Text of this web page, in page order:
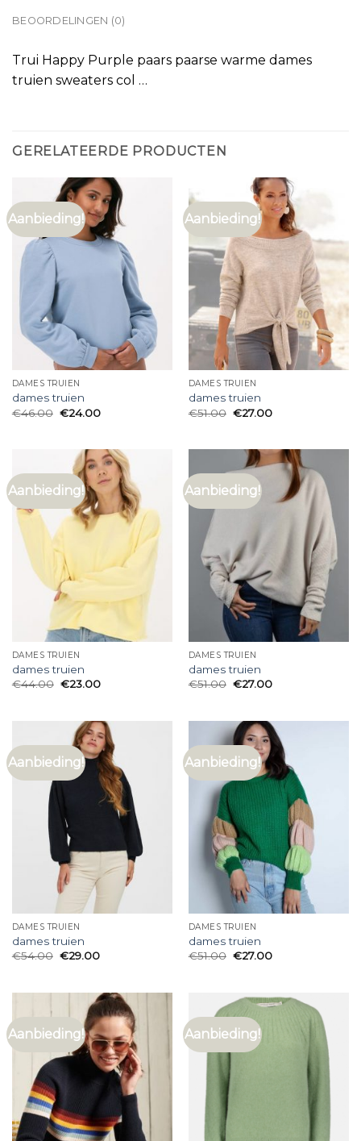
BEOORDELINGEN (0)
Trui Happy Purple paars paarse warme dames
truien sweaters col …
GERELATEERDE PRODUCTEN
Aanbieding!
DAMES TRUIEN
dames truien
€46.00 €24.00
Aanbieding!
DAMES TRUIEN
dames truien
€51.00 €27.00
Aanbieding!
DAMES TRUIEN
dames truien
€44.00 €23.00
Aanbieding!
DAMES TRUIEN
dames truien
€51.00 €27.00
Aanbieding!
DAMES TRUIEN
dames truien
€54.00 €29.00
Aanbieding!
DAMES TRUIEN
dames truien
€51.00 €27.00
Aanbieding! Aanbieding!